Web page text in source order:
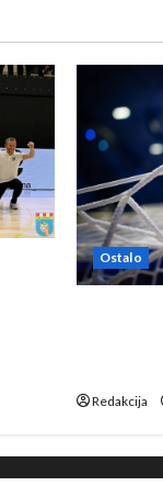
Ostalo
Redakcija